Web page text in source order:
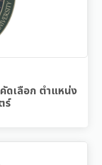
ดเลือก ตำแหน่ง
ร์